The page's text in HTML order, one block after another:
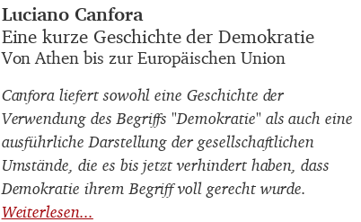
Buchautor_innen
Luciano Canfora
Buchtitel
Eine kurze Geschichte der Demokratie
Buchuntertitel
Von Athen bis zur Europäischen Union
Canfora liefert sowohl eine Geschichte der
Verwendung des Begriffs "Demokratie" als auch eine
ausführliche Darstellung der gesellschaftlichen
Umstände, die es bis jetzt verhindert haben, dass
Demokratie ihrem Begriff voll gerecht wurde.